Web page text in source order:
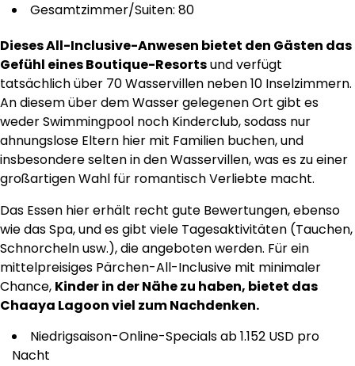
Gesamtzimmer/Suiten: 80
Dieses All-Inclusive-Anwesen bietet den Gästen das
Gefühl eines Boutique-Resortsund verfügt
tatsächlich über 70 Wasservillen neben 10 Inselzimmern.
An diesem über dem Wasser gelegenen Ort gibt es
weder Swimmingpool noch Kinderclub, sodass nur
ahnungslose Eltern hier mit Familien buchen, und
insbesondere selten in den Wasservillen, was es zu einer
großartigen Wahl für romantisch Verliebte macht.
Das Essen hier erhält recht gute Bewertungen, ebenso
wie das Spa, und es gibt viele Tagesaktivitäten (Tauchen,
Schnorcheln usw.), die angeboten werden. Für ein
mittelpreisiges Pärchen-All-Inclusive mit minimaler
Chance, Kinder in der Nähe zu haben, bietet das
Chaaya Lagoon viel zum Nachdenken.
Niedrigsaison-Online-Specials ab 1.152 USD pro
Nacht